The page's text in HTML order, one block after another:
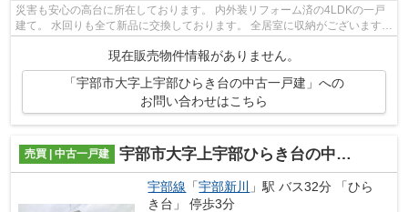
災害も安心の高台に所在しております。 内外装リフォーム済の4LDKの一戸
建て。 水回りも全て新品に交換しております。 全居室に収納がございますの
現在販売物件情報がありません。
「宇部市大字上宇部ひらき台の中古一戸建」への
お問い合わせはこちら
売買 | 中古一戸建 宇部市大字上宇部ひらき台の中古一戸建
宇部線 「宇部新川
」駅 バス32分 「ひら
き台」 停歩3分